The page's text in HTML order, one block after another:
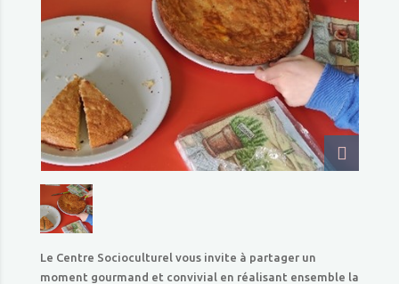
Le Centre Socioculturel vous invite à partager un
moment gourmand et convivial en réalisant ensemble la